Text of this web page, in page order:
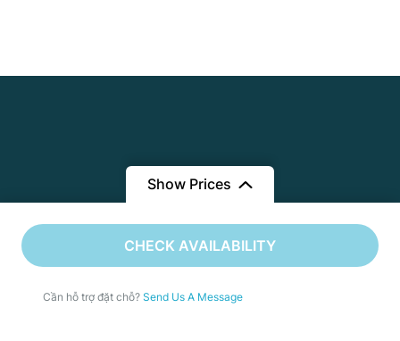
Show Prices
Từ 22,290,000 ₫
20,290,000 ₫/ Adult
CHECK AVAILABILITY
Cần hỗ trợ đặt chỗ? Send Us A Message